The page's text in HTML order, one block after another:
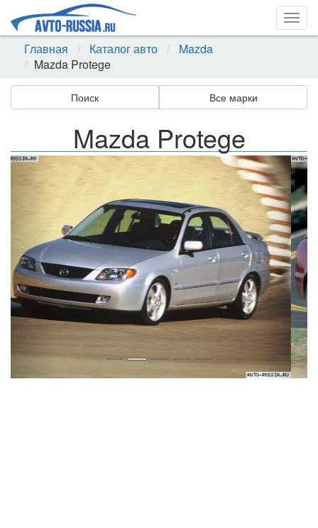
Главная
Каталог авто
Mazda
Mazda Protege
Поиск Все марки
Mazda Protege
Назад